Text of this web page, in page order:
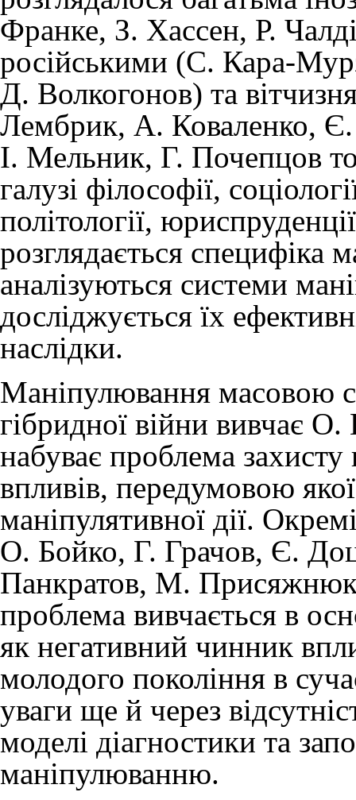
Франке, З. Хассен, Р.
російськими (С. Кара-
Д. Волкогонов) та
Лембрик, А. Коваленко,
І. Мельник, Г. Почепцов
галузі філософії,
політології,
розглядається специфіка
аналізуються системи
досліджується їх
наслідки.
Маніпулювання масовою
гібридної війни вивчає
набуває проблема захисту
впливів, передумовою
маніпулятивної дії.
О. Бойко, Г. Грачов, Є.
Панкратов, М.
проблема вивчається в
як негативний чинник
молодого покоління в
уваги ще й через
моделі діагностики та
маніпулюванню.